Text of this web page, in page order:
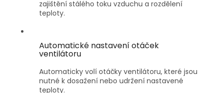
zajištění stálého toku vzduchu a rozdělení
teploty.
Automatické nastavení otáček
ventilátoru
Automaticky volí otáčky ventilátoru, které jsou
nutné k dosažení nebo udržení nastavené
teploty.